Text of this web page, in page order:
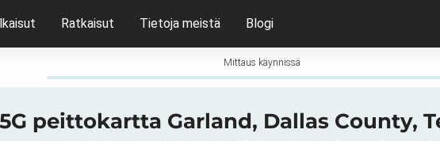
Ratkaisut Tietoja meistä Blogi
Mittaus käynnissä
peittokartta Garland, Dallas County,